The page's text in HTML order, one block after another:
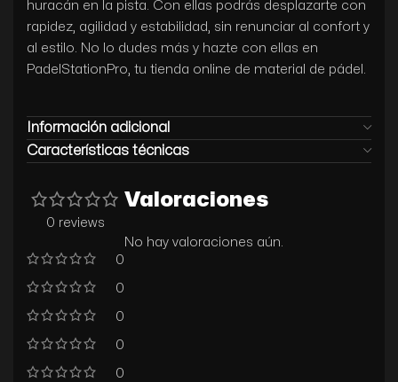
huracán en la pista. Con ellas podrás desplazarte con
rapidez, agilidad y estabilidad, sin renunciar al confort y
al estilo. No lo dudes más y hazte con ellas en
PadelStationPro, tu tienda online de material de pádel.
Información adicional
Características técnicas
0 reviews
0
0
0
0
0
Valoraciones
No hay valoraciones aún.